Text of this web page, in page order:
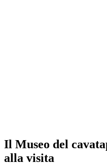
Il Museo del
alla visita